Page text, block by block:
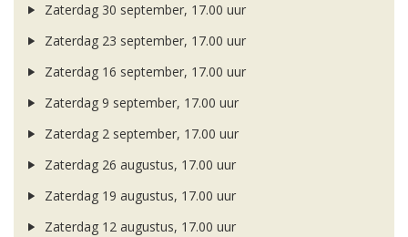
Zaterdag 30 september, 17.00 uur
Zaterdag 23 september, 17.00 uur
Zaterdag 16 september, 17.00 uur
Zaterdag 9 september, 17.00 uur
Zaterdag 2 september, 17.00 uur
Zaterdag 26 augustus, 17.00 uur
Zaterdag 19 augustus, 17.00 uur
Zaterdag 12 augustus, 17.00 uur